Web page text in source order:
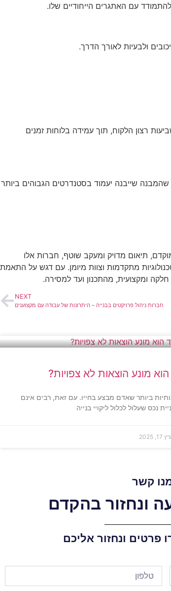
עם האתגרים הייחודיים שלו.
ולבעיות לאורך הדרך.
רצון הלקוח, תוך עמידה בלוחות זמנים
שייבנה יעמוד בסטנדרטים הגבוהים ביותר
תיאום מדויק ומעקב שוטף, חברות אלו
מתקדמות וצוות מיומן. עם דגש על התאמת
ומקצועית, מהתכנון ועד למסירה.
NEXT
חברות ניהול פרויקטים בבנייה – היתרונות של עבודה עם מקצוענים
מונע הוצאות לא צפויות?
ביותר שאדם מבצע בחייו. עם זאת, רבים אינם
נכס שעלול לכלול ליקויי בנייה
2025
קשר
ונחזור בהקדם
פרטים ונחזור אליכם